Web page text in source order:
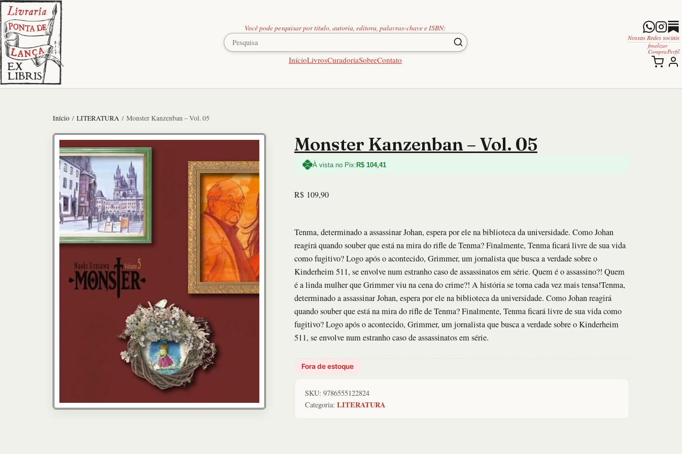
Você pode pesquisar por título, autoria, editora, palavras-chave e ISBN:
InícioLivrosCuradoriaSobreContato
Nossas Redes sociais
finalizar
Compra Perfil
Início / LITERATURA / Monster Kanzenban – Vol. 05
Monster Kanzenban – Vol. 05
À vista no Pix:R$ 104,41
R$ 109,90
Tenma, determinado a assassinar Johan, espera por ele na biblioteca da universidade. Como Johan
reagirá quando souber que está na mira do rifle de Tenma? Finalmente, Tenma ficará livre de sua vida
como fugitivo? Logo após o acontecido, Grimmer, um jornalista que busca a verdade sobre o
Kinderheim 511, se envolve num estranho caso de assassinatos em série. Quem é o assassino?! Quem
é a linda mulher que Grimmer viu na cena do crime?! A história se torna cada vez mais tensa!Tenma,
determinado a assassinar Johan, espera por ele na biblioteca da universidade. Como Johan reagirá
quando souber que está na mira do rifle de Tenma? Finalmente, Tenma ficará livre de sua vida como
fugitivo? Logo após o acontecido, Grimmer, um jornalista que busca a verdade sobre o Kinderheim
511, se envolve num estranho caso de assassinatos em série.
Fora de estoque
SKU: 9786555122824
Categoria: LITERATURA